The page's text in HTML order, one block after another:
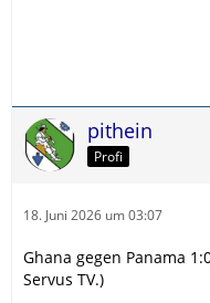
pithein
Profi
18. Juni 2026 um 03:07
Ghana gegen Panama
Servus TV.)